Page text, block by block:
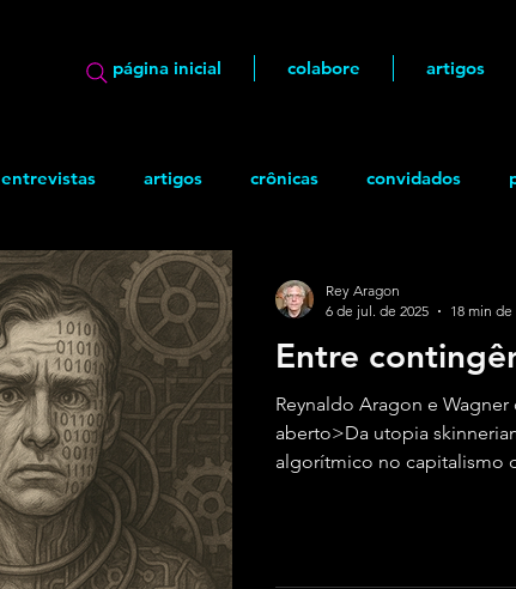
página inicial colabore artigos
entrevistas artigos crônicas convidados
geek Quadrinhos
Entre
Reynaldo Aragon e
aberto>Da utopia
algorítmico no capitalismo
Rey Aragon
6 de jul. de 2025
18 min